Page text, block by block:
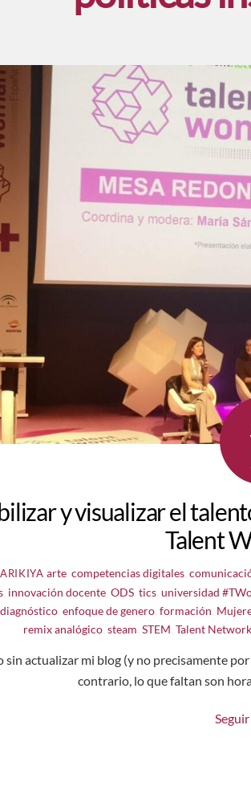
y visualizar el
Talent
arte, competencias digitales,
innovación docente ,ODS ,tics ,universidad
diagnóstico, enfoque de genero, formación
remix analógico, steam STEM Talent Network
sin actualizar mi blog (y no precisamente
contrario, lo que faltan son